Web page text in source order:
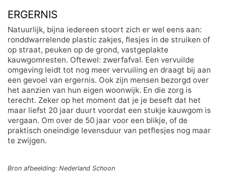
ERGERNIS
Natuurlijk, bijna iedereen stoort zich er wel eens aan:
ronddwarrelende plastic zakjes, flesjes in de struiken of
op straat, peuken op de grond, vastgeplakte
kauwgomresten. Oftewel: zwerfafval. Een vervuilde
omgeving leidt tot nog meer vervuiling en draagt bij aan
een gevoel van ergernis. Ook zijn mensen bezorgd over
het aanzien van hun eigen woonwijk. En die zorg is
terecht. Zeker op het moment dat je je beseft dat het
maar liefst 20 jaar duurt voordat een stukje kauwgom is
vergaan. Om over de 50 jaar voor een blikje, of de
praktisch oneindige levensduur van petflesjes nog maar
te zwijgen.
Bron afbeelding: Nederland Schoon